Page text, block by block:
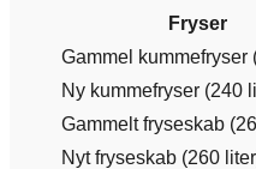
Fryser
Gammel kummefryser
Ny kummefryser (240
Gammelt fryseskab
Nyt fryseskab (260